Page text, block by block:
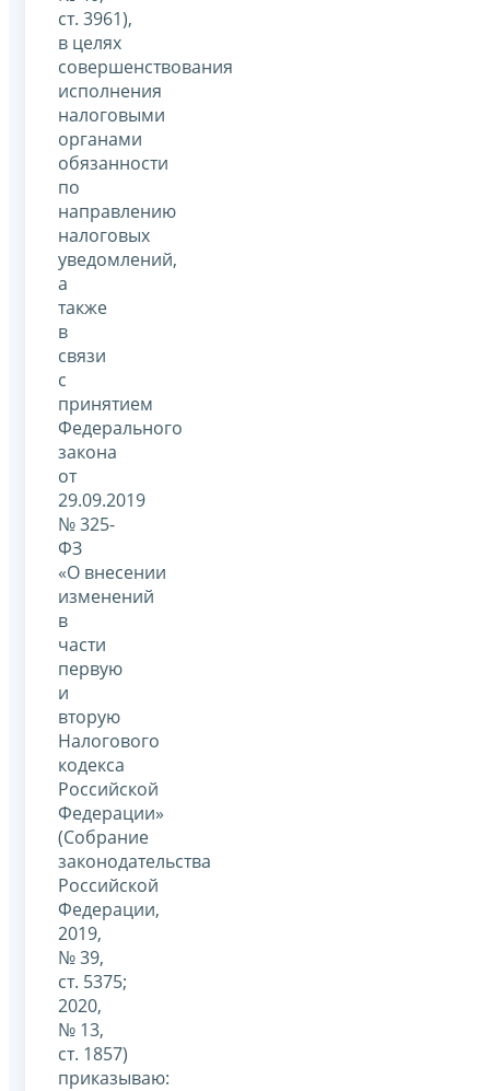
ст. 3961),
в целях
совершенствования
исполнения
налоговыми
органами
обязанности
по
направлению
налоговых
уведомлений,
а
также
в
связи
с
принятием
Федерального
закона
от
29.09.2019
№ 325-
ФЗ
«О внесении
изменений
в
части
первую
и
вторую
Налогового
кодекса
Российской
Федерации»
(Собрание
законодательства
Российской
Федерации,
2019,
№ 39,
ст. 5375;
2020,
№ 13,
ст. 1857)
приказываю: